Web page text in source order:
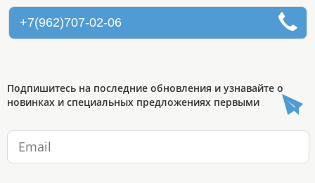
+7(962)707-02-06
Подпишитесь на последние обновления и узнавайте о
новинках и специальных предложениях первыми